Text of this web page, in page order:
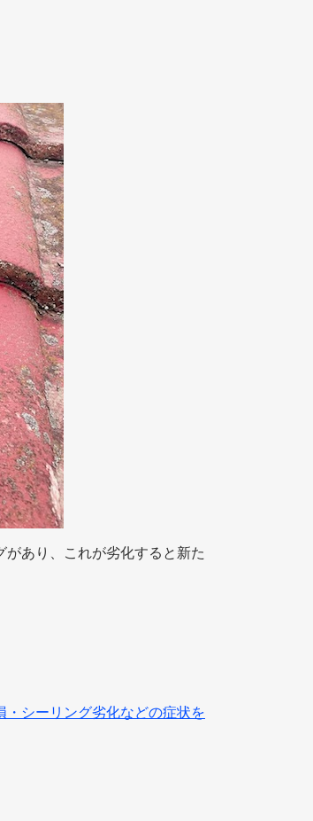
あり、これが劣化すると新た
・シーリング劣化などの症状を